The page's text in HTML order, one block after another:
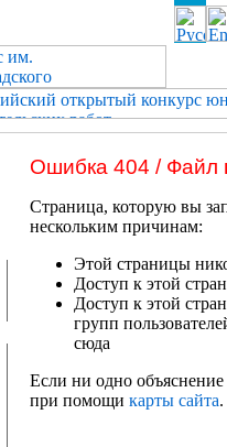
Ошибка 404 / Файл
Страница, которую вы
нескольким причинам:
Этой страницы
Доступ к этой
Доступ к этой
групп
сюда
Если ни одно объяснение
при помощи карты сайта.